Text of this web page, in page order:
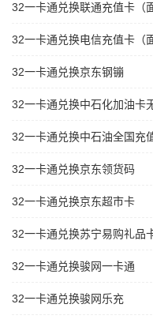
32一卡通兑换联通充值卡（
32一卡通兑换电信充值卡（
32一卡通兑换京东钢镚
32一卡通兑换中石化加油卡
32一卡通兑换中石油全国充
32一卡通兑换京东领货码
32一卡通兑换京东超市卡
32一卡通兑换苏宁易购礼品
32一卡通兑换骏网一卡通
32一卡通兑换骏网乐充